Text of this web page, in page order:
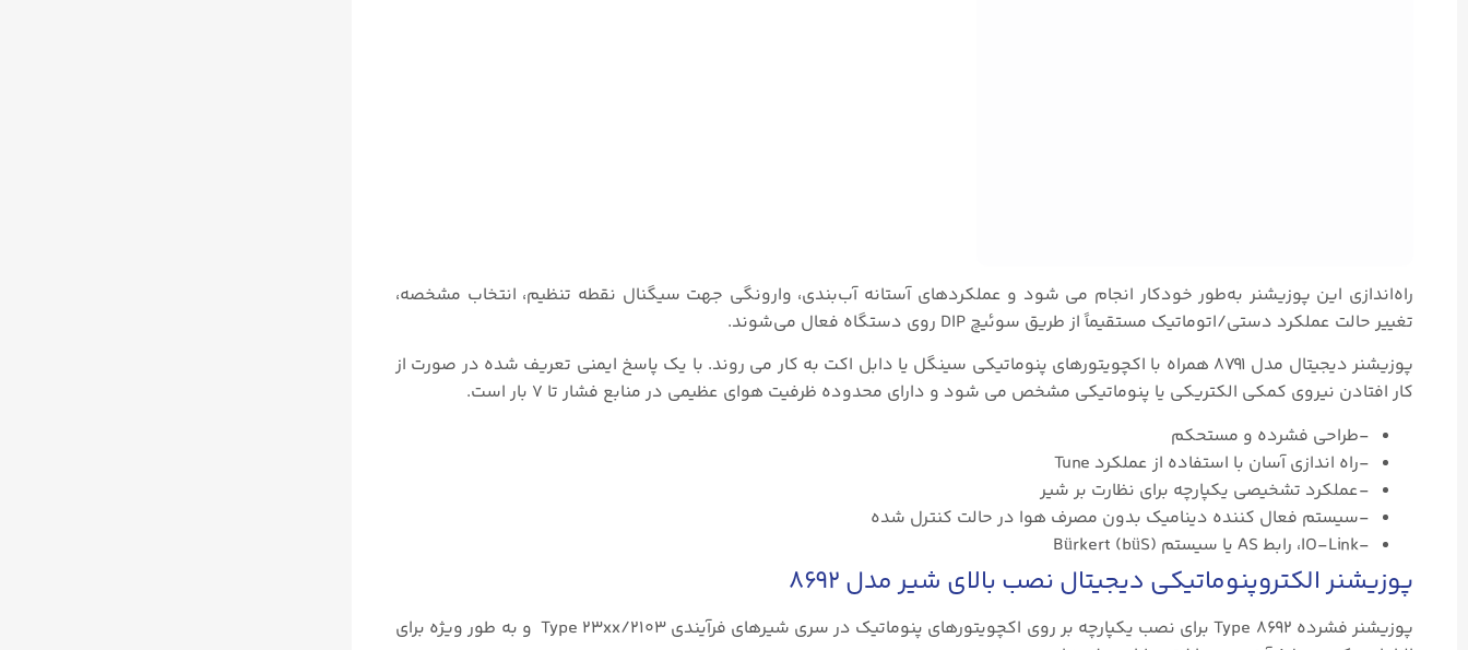
راه‌اندازی این پوزیشنر به‌طور خودکار انجام می‌ شود و عملکردهای آستانه آب‌بندی، وارونگی جهت سیگنال نقطه تنظیم، انتخاب مشخصه،
تغییر حالت عملکرد دستی/اتوماتیک مستقیماً از طریق سوئیچ DIP روی دستگاه فعال می‌شوند.
پوزیشنر دیجیتال مدل ۸۷۹۱ همراه با اکچویتورهای پنوماتیکی سینگل یا دابل اکت به کار می روند. با یک پاسخ ایمنی تعریف شده در صورت از
کار افتادن نیروی کمکی الکتریکی یا پنوماتیکی مشخص می شود و دارای محدوده ظرفیت هوای عظیمی در منابع فشار تا ۷ بار است.
-طراحی فشرده و مستحکم
-راه اندازی آسان با استفاده از عملکرد Tune
-عملکرد تشخیصی یکپارچه برای نظارت بر شیر
-سیستم فعال کننده دینامیک بدون مصرف هوا در حالت کنترل شده
-IO-Link، رابط AS یا سیستم Bürkert (büS)
پوزیشنر الکتروپنوماتیکی دیجیتال نصب بالای شیر مدل ۸۶۹۲
پوزیشنر فشرده Type ۸۶۹۲ برای نصب یکپارچه بر روی اکچویتورهای پنوماتیک در سری شیرهای فرآیندی Type 23xx/۲۱۰۳ و به طور ویژه برای